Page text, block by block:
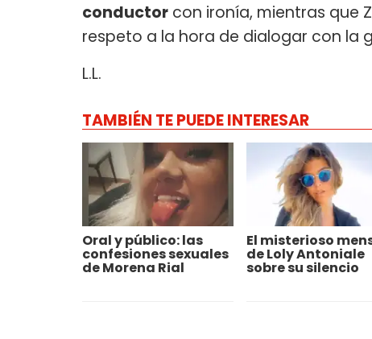
conductor con ironía, mientras que
respeto a la hora de dialogar con la
L.L.
TAMBIÉN TE PUEDE INTERESAR
Oral y público: las
confesiones sexuales
de Morena Rial
El misterioso
de Loly Antoniale
sobre su silencio